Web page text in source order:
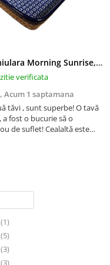
Tava dreptunghiulara Morning Sunrise, ceramica smaltuita, pictata manual, 27,0 X 32, 5 cm
verificata
Acum 1 saptamana
tăvi , sunt superbe! O tavă
fost o bucurie să o
de suflet! Cealaltă este
(1)
(5)
(3)
(3)